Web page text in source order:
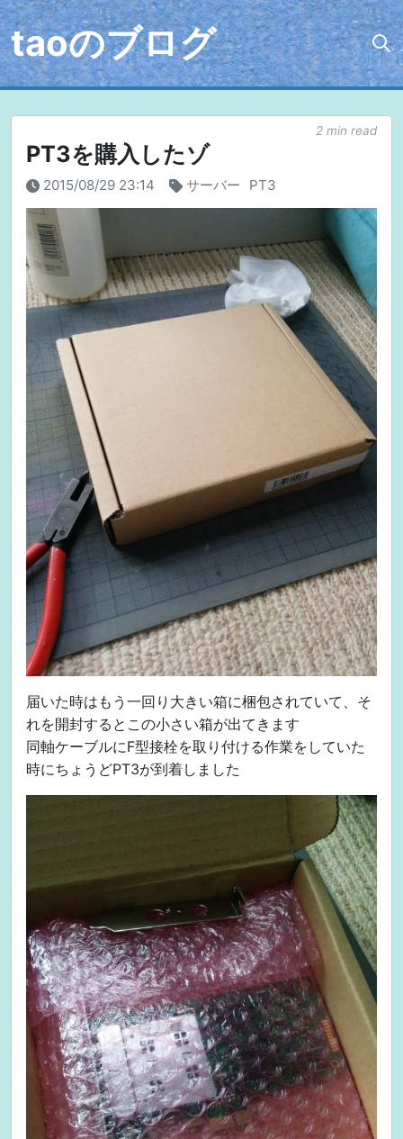
taoのブログ
2 min read
PT3を購入したゾ
2015/08/29 23:14 サーバー PT3
届いた時はもう一回り大きい箱に梱包されていて、そ
れを開封するとこの小さい箱が出てきます
同軸ケーブルにF型接栓を取り付ける作業をしていた
時にちょうどPT3が到着しました